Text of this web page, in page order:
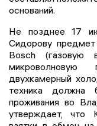
оснований.
Не позднее 17
Сидорову
Bosch (газовую
микроволновую
двухкамерный
техника должна
проживания во
утверждает, что